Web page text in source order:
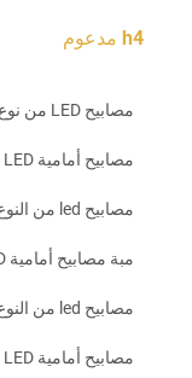
h4 مدعوم
مصابيح LED من نوع H4
مصابيح أمامية LED من نوع H4
مصابيح led من النوع h4
مبة مصابيح أمامية LED من نوع H4
مصابيح led من النوع h4
مصابيح أمامية H4 LED